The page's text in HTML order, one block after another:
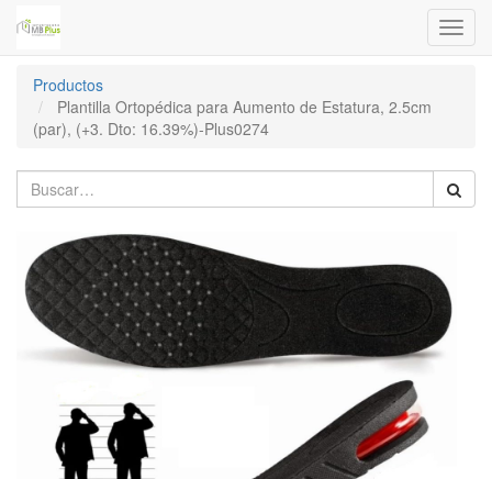
Menú
de
Productos
Plantilla Ortopédica para Aumento de Estatura, 2.5cm
(par), (+3. Dto: 16.39%)-Plus0274